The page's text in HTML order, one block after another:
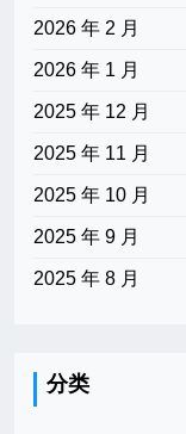
2026 年 2 月
2026 年 1 月
2025 年 12 月
2025 年 11 月
2025 年 10 月
2025 年 9 月
2025 年 8 月
分类